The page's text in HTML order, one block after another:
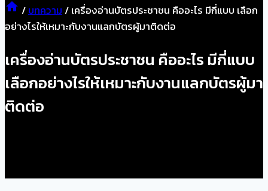
/บทความ/เครื่องอ่านบัตรประชาชน คืออะไร มีกี่แบบ เลือก
อย่างไรให้เหมาะกับงานแลกบัตรผู้มาติดต่อ
เครื่องอ่านบัตรประชาชน คืออะไร มีกี่แบบ
เลือกอย่างไรให้เหมาะกับงานแลกบัตรผู้มา
ติดต่อ